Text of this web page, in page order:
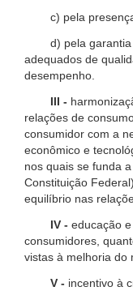
c) pela presença
d) pela garantia
adequados de
desempenho.
III -
relações de
consumidor com a
econômico e
nos quais se funda
Constituição
equilíbrio nas
IV - educação
consumidores,
vistas à melhoria do
V - incentivo à